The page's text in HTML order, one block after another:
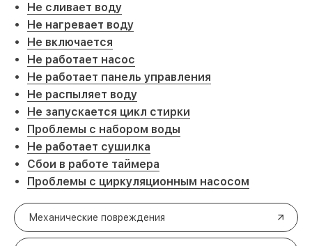
Не сливает воду
Не нагревает воду
Не включается
Не работает насос
Не работает панель управления
Не распыляет воду
Не запускается цикл стирки
Проблемы с набором воды
Не работает сушилка
Сбои в работе таймера
Проблемы с циркуляционным насосом
Механические повреждения